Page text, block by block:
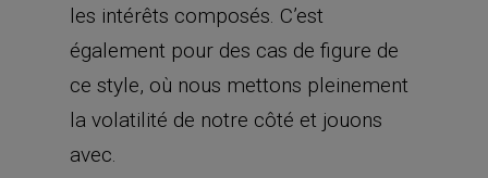
les intérêts composés. C’est
également pour des cas de figure de
ce style, où nous mettons pleinement
la volatilité de notre côté et jouons
avec.